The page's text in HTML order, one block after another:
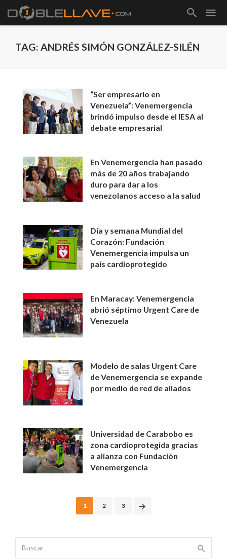
TAG: ANDRÉS SIMÓN GONZÁLEZ-SILÉN
“Ser empresario en
Venezuela”: Venemergencia
brindó impulso desde el IESA al
debate empresarial
En Venemergencia han pasado
más de 20 años trabajando
duro para dar a los
venezolanos acceso a la salud
Día y semana Mundial del
Corazón: Fundación
Venemergencia impulsa un
país cardioprotegido
En Maracay: Venemergencia
abrió séptimo Urgent Care de
Venezuela
Modelo de salas Urgent Care
de Venemergencia se expande
por medio de red de aliados
Universidad de Carabobo es
zona cardioprotegida gracias
a alianza con Fundación
Venemergencia
1 2 3